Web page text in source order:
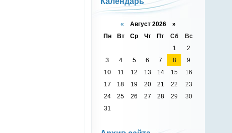
« Август 2026 »
Пн
Вт Ср Чт Пт Сб
Вс
1
2
3
4 5 6 7 8
9
10
11 12 13 14 15
16
17
18 19 20 21 22
23
24
25 26 27 28 29
30
31